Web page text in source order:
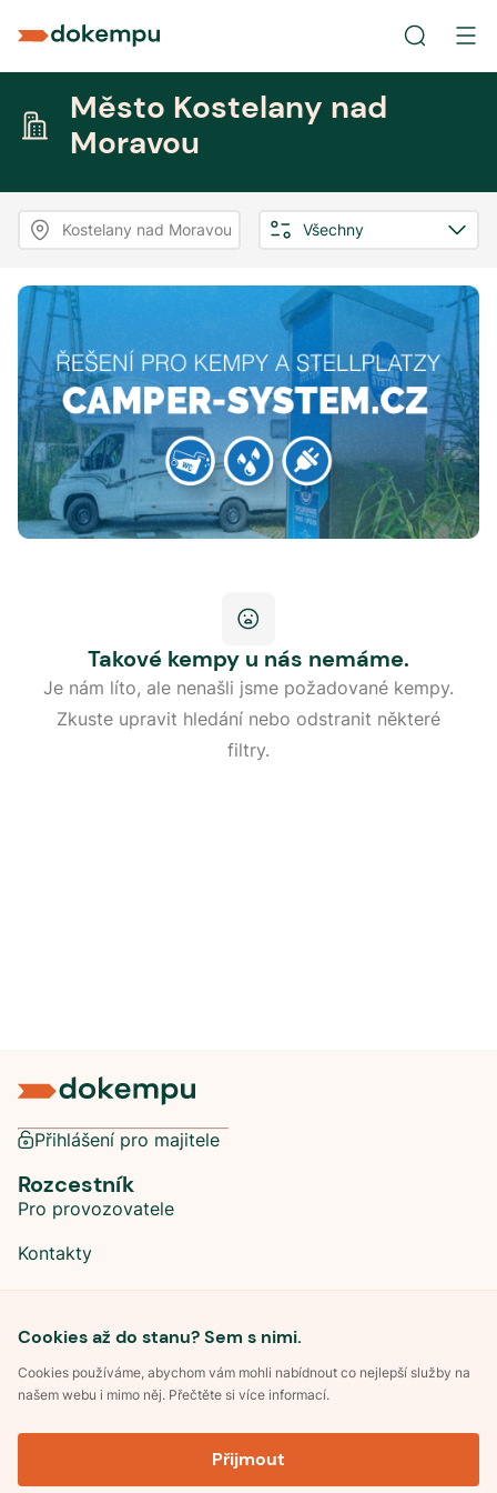
Město Kostelany nad
Moravou
Kostelany nad Moravou Všechny
Takové kempy u nás nemáme.
Je nám líto, ale nenašli jsme požadované kempy.
Zkuste upravit hledání nebo odstranit některé
filtry.
Cookies až do stanu? Sem s nimi.
Cookies používáme, abychom vám mohli nabídnout co nejlepší služby na
našem webu i mimo něj. Přečtěte si více informací.
Přijmout
Přihlášení pro majitele
Rozcestník
Pro provozovatele
Kontakty
Sociální sítě